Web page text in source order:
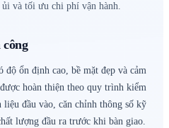
và tối ưu chi phí vận hành.
ổn định cao, bề mặt đẹp và cảm
hoàn thiện theo quy trình kiểm
đầu vào, căn chỉnh thông số kỹ
lượng đầu ra trước khi bàn giao.